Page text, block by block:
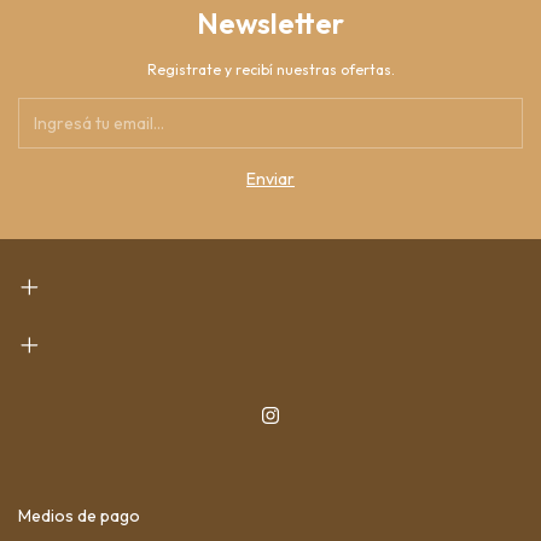
Newsletter
Registrate y recibí nuestras ofertas.
Medios de pago